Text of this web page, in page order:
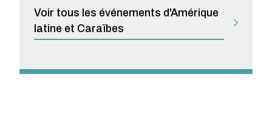
Voir tous les événements d'Amérique
latine et Caraïbes